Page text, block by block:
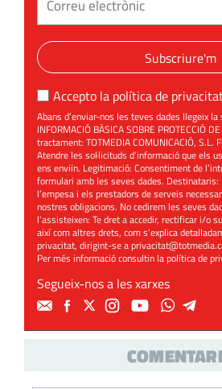
Subscriure'm
Accepto la política de
Abans d’enviar-nos les teves dades llegeix
INFORMACIÓ BÀSICA SOBRE PROTECCIÓ
tractament: TOTMEDIA COMUNICACIÓ, S.L.
Atendre les sol·licituds d’informació que els
ens enviïn. Legitimació: Consentiment de
formulari amb les seves dades. Destinataris:
l’empesa i els prestadors de serveis
nostres obligacions. No cedirem les seves
l’assisteixen: Te dret a accedir, rectificar i/o
així com altres drets, com s’explica
privacitat, dirigint-se a
Per més informació consultin lapolítica de
Segueix-nos a les xarxes